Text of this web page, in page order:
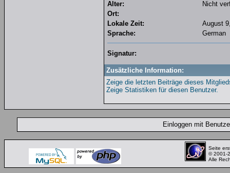
Alter:
Nicht
Ort:
Lokale Zeit:
August
Sprache:
German
Signatur:
Zusätzliche Information:
Zeige die letzten Beiträge dieses
Zeige Statistiken für diesen Benutzer.
Einloggen mit
Seite
© 2001-
Alle